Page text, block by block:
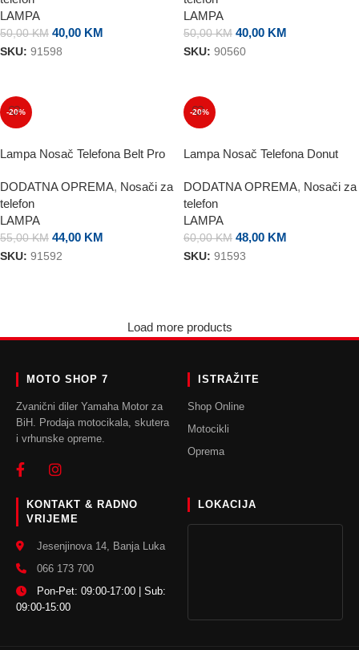
LAMPA
50,00KM 40,00 KM
SKU: 91598
LAMPA
50,00KM 40,00 KM
SKU: 90560
-20%
Lampa Nosač Telefona Belt Pro
DODATNA OPREMA, Nosači za
telefon
LAMPA
55,00KM 44,00 KM
SKU: 91592
-20%
Lampa Nosač Telefona Donut
DODATNA OPREMA, Nosači za
telefon
LAMPA
60,00KM 48,00 KM
SKU: 91593
Load more products
MOTO SHOP 7
Zvanični diler Yamaha Motor za
BiH. Prodaja motocikala, skutera
i vrhunske opreme.
ISTRAŽITE
Shop Online
Motocikli
Oprema
KONTAKT & RADNO
VRIJEME
Jesenjinova 14, Banja Luka
066 173 700
Pon-Pet: 09:00-17:00 | Sub:
09:00-15:00
LOKACIJA